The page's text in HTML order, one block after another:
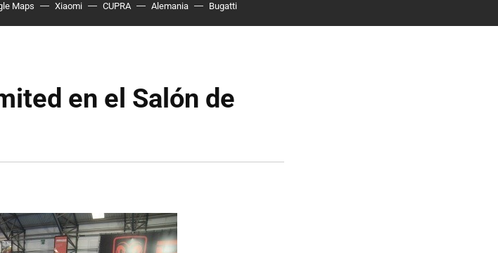
Maps Xiaomi CUPRA Alemania Bugatti
en el Salón de